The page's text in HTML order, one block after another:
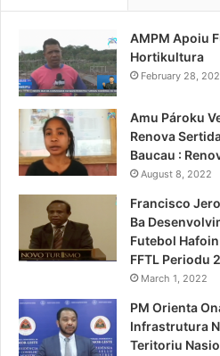
AMPM Apoiu
Hortikultura
February 28,
Amu Pároku
Renova
Baucau :
August 8, 2022
Francisco
Ba
Futebol
FFTL Periodu
March 1, 2022
PM Orienta
Infrastrutura
Teritoriu